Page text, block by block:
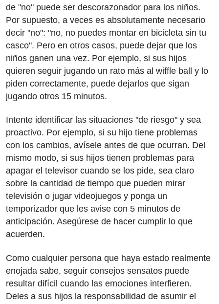
de "no" puede ser descorazonador para los niños.
Por supuesto, a veces es absolutamente necesario
decir "no": "no, no puedes montar en bicicleta sin tu
casco". Pero en otros casos, puede dejar que los
niños ganen una vez. Por ejemplo, si sus hijos
quieren seguir jugando un rato más al wiffle ball y lo
piden correctamente, puede dejarlos que sigan
jugando otros 15 minutos.
Intente identificar las situaciones "de riesgo" y sea
proactivo. Por ejemplo, si su hijo tiene problemas
con los cambios, avísele antes de que ocurran. Del
mismo modo, si sus hijos tienen problemas para
apagar el televisor cuando se los pide, sea claro
sobre la cantidad de tiempo que pueden mirar
televisión o jugar videojuegos y ponga un
temporizador que les avise con 5 minutos de
anticipación. Asegúrese de hacer cumplir lo que
acuerden.
Como cualquier persona que haya estado realmente
enojada sabe, seguir consejos sensatos puede
resultar difícil cuando las emociones interfieren.
Deles a sus hijos la responsabilidad de asumir el